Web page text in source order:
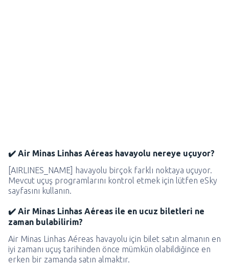
✔️ Air Minas Linhas Aéreas havayolu nereye uçuyor?
[AIRLINES_NAME] havayolu birçok farklı noktaya uçuyor.
Mevcut uçuş programlarını kontrol etmek için lütfen eSky
sayfasını kullanın.
✔️ Air Minas Linhas Aéreas ile en ucuz biletleri ne
zaman bulabilirim?
Air Minas Linhas Aéreas havayolu için bilet satın almanın en
iyi zamanı uçuş tarihinden önce mümkün olabildiğince en
erken bir zamanda satın almaktır.